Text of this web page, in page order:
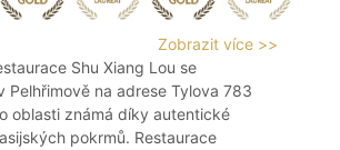
Zobrazit více >>
Shu Xiang Lou se
Pelhřimově na adrese Tylova 783
oblasti známá díky autentické
pokrmů. Restaurace